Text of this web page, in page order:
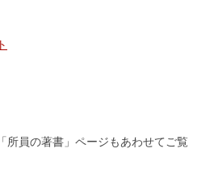
所員の著書」ページもあわせてご覧